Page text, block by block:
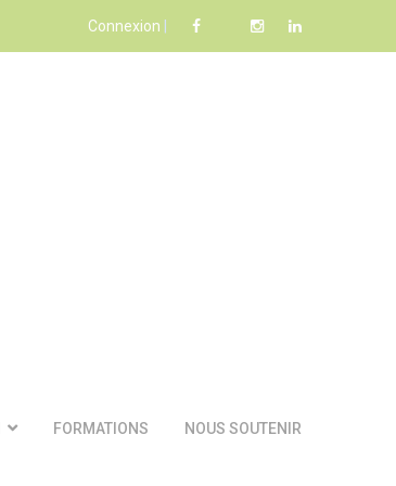
Connexion
FORMATIONS NOUS SOUTENIR